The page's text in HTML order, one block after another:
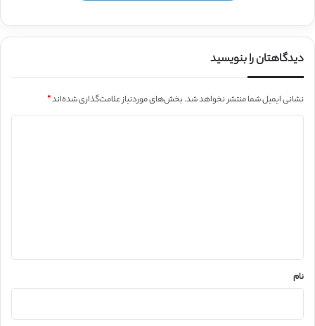
دیدگاهتان را بنویسید
نشانی ایمیل شما منتشر نخواهد شد.بخش‌های موردنیاز علامت‌گذاری شده‌اند*
نام